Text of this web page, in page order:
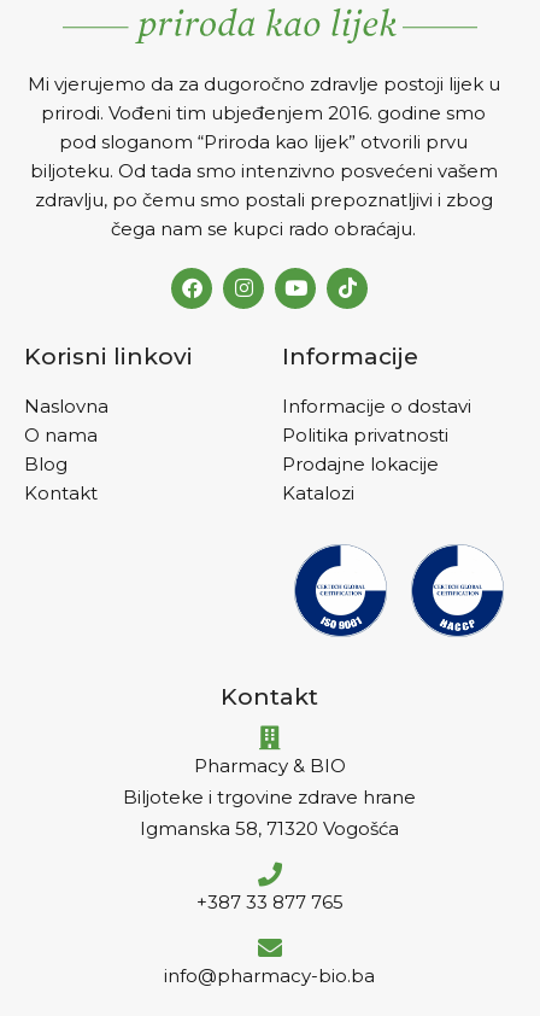
Mi vjerujemo da za dugoročno zdravlje postoji lijek u
prirodi. Vođeni tim ubjeđenjem 2016. godine smo
pod sloganom “Priroda kao lijek” otvorili prvu
biljoteku. Od tada smo intenzivno posvećeni vašem
zdravlju, po čemu smo postali prepoznatljivi i zbog
čega nam se kupci rado obraćaju.
Korisni linkovi
Naslovna
O nama
Blog
Kontakt
Informacije
Informacije o dostavi
Politika privatnosti
Prodajne lokacije
Katalozi
Kontakt
Pharmacy & BIO
Biljoteke i trgovine zdrave hrane
Igmanska 58, 71320 Vogošća
+387 33 877 765
info@pharmacy-bio.ba